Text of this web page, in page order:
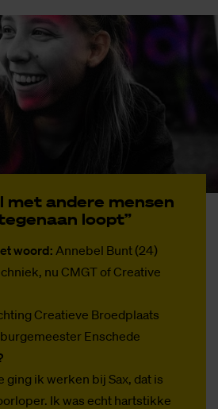
met an­de­re men­sen
loopt”
woord: Annebel Bunt (24)
nu CMGT of Creative
Creatieve Broedplaats
Enschede
ging ik werken bij Sax, dat is
Ik was echt hartstikke